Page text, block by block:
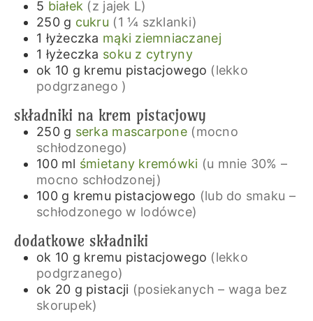
5 białek (z jajek L)
250 g cukru (1 ¼ szklanki)
1 łyżeczka mąki ziemniaczanej
1 łyżeczka soku z cytryny
ok 10 g kremu pistacjowego (lekko
podgrzanego )
składniki na krem pistacjowy
250 g serka mascarpone (mocno
schłodzonego)
100 ml śmietany kremówki (u mnie 30% –
mocno schłodzonej)
100 g kremu pistacjowego (lub do smaku –
schłodzonego w lodówce)
dodatkowe składniki
ok 10 g kremu pistacjowego (lekko
podgrzanego)
ok 20 g pistacji (posiekanych – waga bez
skorupek)